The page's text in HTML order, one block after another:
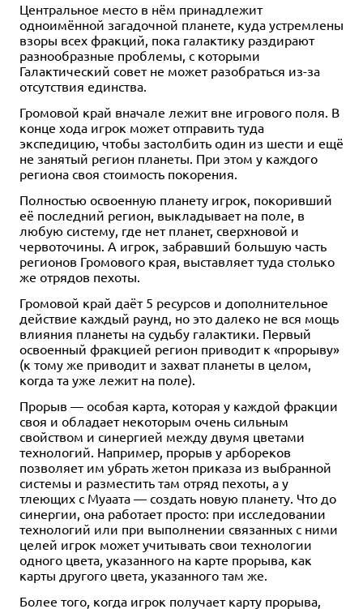
Центральное место в нём принадлежит
одноимённой загадочной планете, куда устремлены
взоры всех фракций, пока галактику раздирают
разнообразные проблемы, с которыми
Галактический совет не может разобраться из-за
отсутствия единства.
Громовой край вначале лежит вне игрового поля. В
конце хода игрок может отправить туда
экспедицию, чтобы застолбить один из шести и ещё
не занятый регион планеты. При этом у каждого
региона своя стоимость покорения.
Полностью освоенную планету игрок, покоривший
её последний регион, выкладывает на поле, в
любую систему, где нет планет, сверхновой и
червоточины. А игрок, забравший большую часть
регионов Громового края, выставляет туда столько
же отрядов пехоты.
Громовой край даёт 5 ресурсов и дополнительное
действие каждый раунд, но это далеко не вся мощь
влияния планеты на судьбу галактики. Первый
освоенный фракцией регион приводит к «прорыву»
(к тому же приводит и захват планеты в целом,
когда та уже лежит на поле).
Прорыв — особая карта, которая у каждой фракции
своя и обладает некоторым очень сильным
свойством и синергией между двумя цветами
технологий. Например, прорыв у арбореков
позволяет им убрать жетон приказа из выбранной
системы и разместить там отряд пехоты, а у
тлеющих с Муаата — создать новую планету. Что до
синергии, она работает просто: при исследовании
технологий или при выполнении связанных с ними
целей игрок может учитывать свои технологии
одного цвета, указанного на карте прорыва, как
карты другого цвета, указанного там же.
Более того, когда игрок получает карту прорыва,